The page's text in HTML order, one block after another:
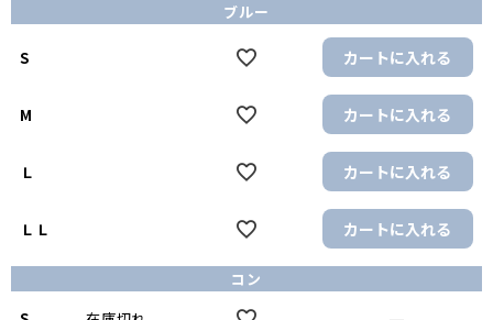
ブルー
S カートに入れる
M カートに入れる
Ｌ カートに入れる
ＬＬ カートに入れる
コン